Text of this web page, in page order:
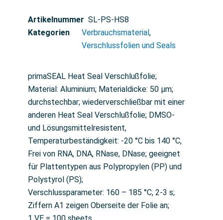
Artikelnummer SL-PS-HS8
Kategorien
Verbrauchsmaterial ,
Verschlussfolien und Seals
primaSEAL Heat Seal Verschlußfolie;
Material: Aluminium; Materialdicke: 50 µm;
durchstechbar; wiederverschließbar mit einer
anderen Heat Seal Verschlußfolie; DMSO-
und Lösungsmittelresistent,
Temperaturbeständigkeit: -20 °C bis 140 °C,
Frei von RNA, DNA, RNase, DNase; geeignet
für Plattentypen aus Polypropylen (PP) und
Polystyrol (PS);
Verschlussparameter: 160 – 185 °C, 2-3 s;
Ziffern A1 zeigen Oberseite der Folie an;